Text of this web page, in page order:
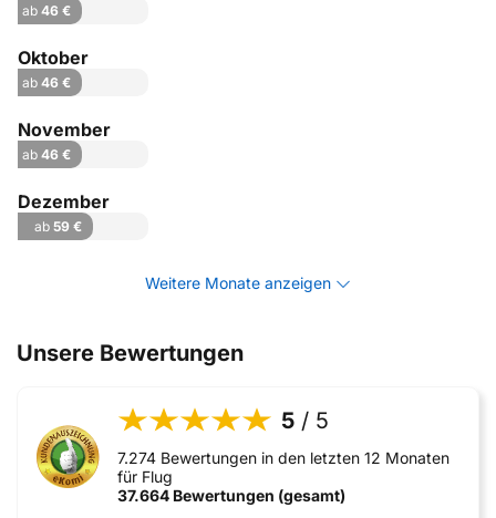
ab 46 €
Oktober
ab 46 €
November
ab 46 €
Dezember
ab 59 €
Weitere Monate anzeigen
Unsere Bewertungen
5 / 5
7.274 Bewertungen in den letzten 12 Monaten
für Flug
37.664 Bewertungen (gesamt)